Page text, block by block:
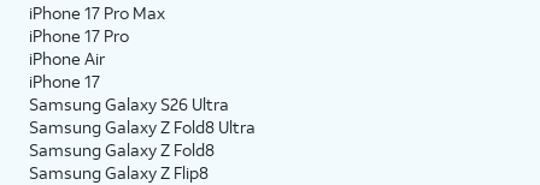
iPhone 17 Pro Max
iPhone 17 Pro
iPhone Air
iPhone 17
Samsung Galaxy S26 Ultra
Samsung Galaxy Z Fold8 Ultra
Samsung Galaxy Z Fold8
Samsung Galaxy Z Flip8